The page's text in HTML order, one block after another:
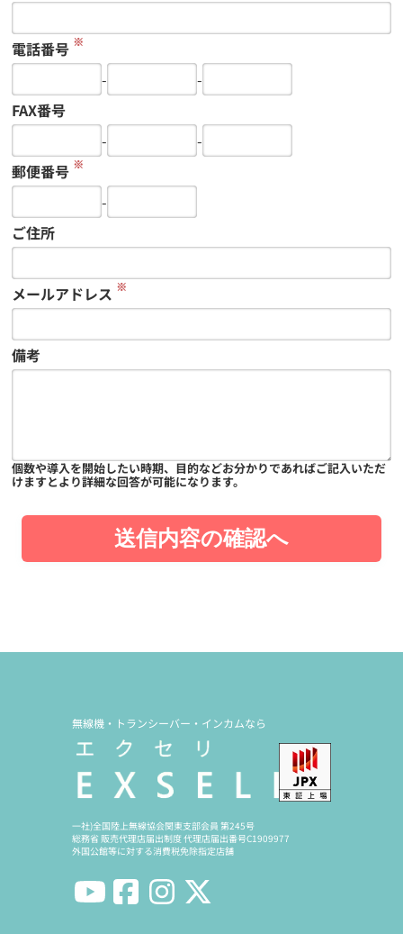
電話番号 ※
-
-
FAX番号
-
-
郵便番号 ※
-
ご住所
メールアドレス ※
備考
個数や導入を開始したい時期、目的などお分かりであればご記入いただ
けますとより詳細な回答が可能になります。
送信内容の確認へ
無線機・トランシーバー・インカムなら
一社)全国陸上無線協会関東支部会員 第245号
総務省 販売代理店届出制度 代理店届出番号C1909977
外国公館等に対する消費税免除指定店舗